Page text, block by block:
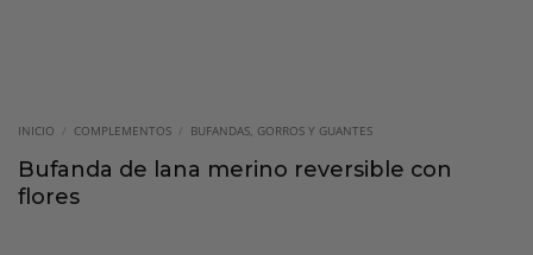
INICIO / COMPLEMENTOS / BUFANDAS, GORROS Y GUANTES
Bufanda de lana merino reversible con
flores